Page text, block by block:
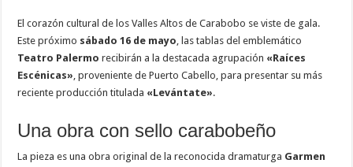
El corazón cultural de los Valles Altos de Carabobo se viste de gala.
Este próximo sábado 16 de mayo, las tablas del emblemático
Teatro Palermo recibirán a la destacada agrupación «Raíces
Escénicas», proveniente de Puerto Cabello, para presentar su más
reciente producción titulada «Levántate».
Una obra con sello carabobeño
La pieza es una obra original de la reconocida dramaturga Garmen